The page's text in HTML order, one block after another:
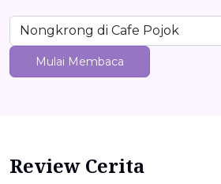
Mulai Membaca
Review Cerita